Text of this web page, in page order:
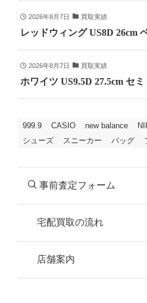
2026年8月7日 買取実績
レッドウィング US8D 26cm
2026年8月7日 買取実績
ホワイツ US9.5D 27.5cm セ
999.9 CASIO new balance
シューズ
スニーカー バッグ
事前査定フォーム
宅配買取の流れ
お申込み
店舗案内